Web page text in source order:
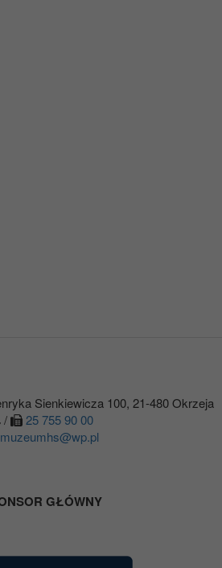
Sienkiewicza 100, 21-480 Okrzeja
/
25 755 90 00
muzeumhs@wp.pl
GŁÓWNY